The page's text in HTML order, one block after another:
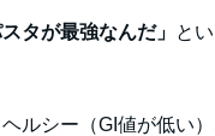
スタが最強なんだ」 と
ルシー（GI値が低い